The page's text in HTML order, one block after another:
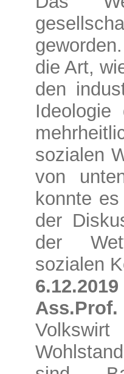
die Art,
den
sozialen
von
konnte
der
der
sozialen
6.12.2019
Volkswirt